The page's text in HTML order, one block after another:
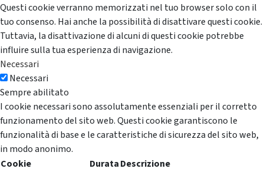
Questi cookie verranno memorizzati nel tuo browser solo con il
tuo consenso. Hai anche la possibilità di disattivare questi cookie.
Tuttavia, la disattivazione di alcuni di questi cookie potrebbe
influire sulla tua esperienza di navigazione.
Necessari
Necessari
Sempre abilitato
I cookie necessari sono assolutamente essenziali per il corretto
funzionamento del sito web. Questi cookie garantiscono le
funzionalità di base e le caratteristiche di sicurezza del sito web,
in modo anonimo.
Cookie
DurataDescrizione